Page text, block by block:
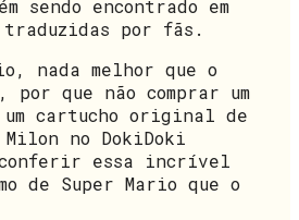
sendo encontrado em
traduzidas por fãs.
nada melhor que o
que não comprar um
um cartucho original de
Milon no DokiDoki
conferir essa incrível
de Super Mario que o